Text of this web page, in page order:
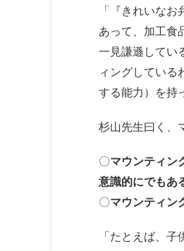
「『きれいな
あって、加工食
一見謙遜してい
ィングしている
する能力）を持
杉山先生曰く、
〇マウンティン
意識的にでもあ
〇マウンティン
「たとえば、